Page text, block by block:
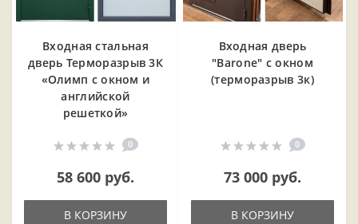
Входная cтальная
дверь Терморазрыв 3К
«Олимп с окном и
английской
решеткой»
0
58 600 руб.
В КОРЗИНУ
Входная дверь
"Barone" с окном
(терморазрыв 3к)
0
73 000 руб.
В КОРЗИНУ